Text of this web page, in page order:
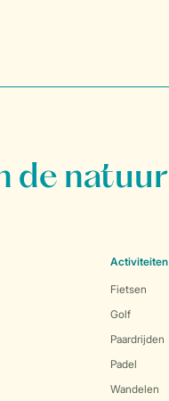
de natuur
Activiteiten
Fietsen
Golf
Paardrijden
Padel
Wandelen